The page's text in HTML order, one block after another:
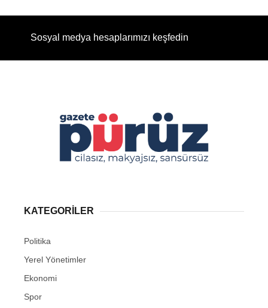
Sosyal medya hesaplarımızı keşfedin
KATEGORİLER
Politika
Yerel Yönetimler
Ekonomi
Spor